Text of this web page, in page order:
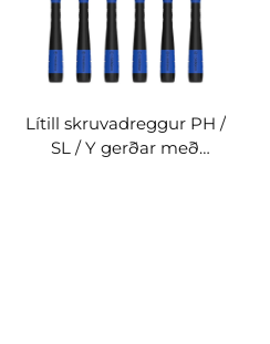
Lítill skruvadreggur PH /
SL / Y gerðar með